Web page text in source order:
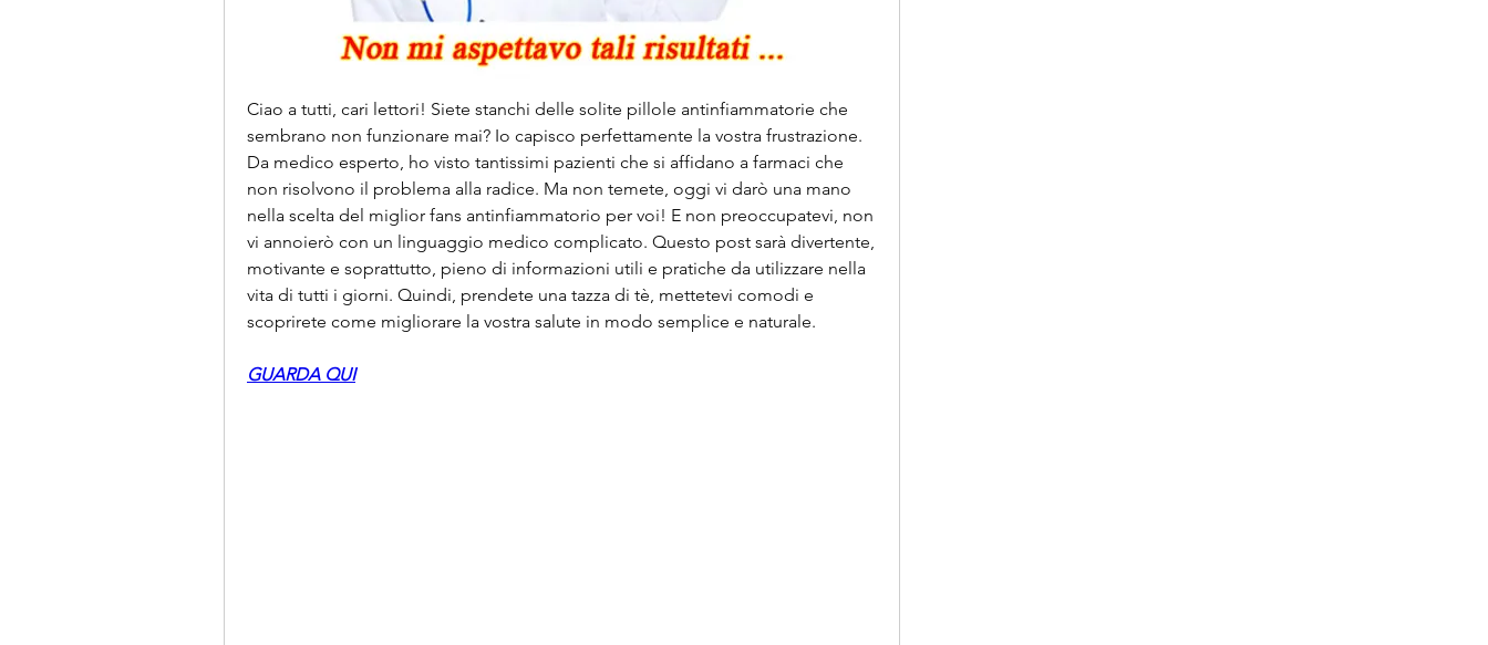
Ciao a tutti, cari lettori! Siete stanchi delle solite pillole antinfiammatorie che
sembrano non funzionare mai? Io capisco perfettamente la vostra frustrazione.
Da medico esperto, ho visto tantissimi pazienti che si affidano a farmaci che
non risolvono il problema alla radice. Ma non temete, oggi vi darò una mano
nella scelta del miglior fans antinfiammatorio per voi! E non preoccupatevi, non
vi annoierò con un linguaggio medico complicato. Questo post sarà divertente,
motivante e soprattutto, pieno di informazioni utili e pratiche da utilizzare nella
vita di tutti i giorni. Quindi, prendete una tazza di tè, mettetevi comodi e
scoprirete come migliorare la vostra salute in modo semplice e naturale.
GUARDA QUI